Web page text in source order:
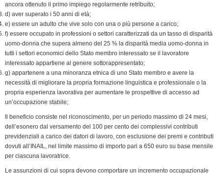
ancora ottenuto il primo impiego regolarmente retribuito;
d) aver superato i 50 anni di età;
e) essere un adulto che vive solo con una o più persone a carico;
f) essere occupato in professioni o settori caratterizzati da un tasso di disparità
uomo-donna che supera almeno del 25 % la disparità media uomo-donna in
tutti i settori economici dello Stato membro interessato se il lavoratore
interessato appartiene al genere sottorappresentato;
g) appartenere a una minoranza etnica di uno Stato membro e avere la
necessità di migliorare la propria formazione linguistica e professionale o la
propria esperienza lavorativa per aumentare le prospettive di accesso ad
un’occupazione stabile;
Il beneficio consiste nel riconoscimento, per un periodo massimo di 24 mesi,
dell’esonero dal versamento del 100 per cento dei complessivi contributi
previdenziali a carico dei datori di lavoro, con esclusione dei premi e contributi
dovuti all’INAIL, nel limite massimo di importo pari a 650 euro su base mensile
per ciascuna lavoratrice.
Le assunzioni di cui sopra devono comportare un incremento occupazionale